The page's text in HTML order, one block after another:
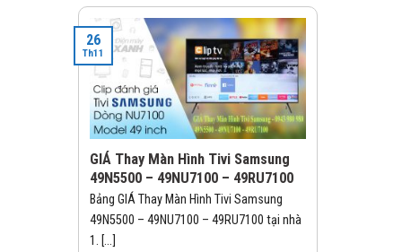
GIÁ Thay Màn Hình Tivi Samsung
49N5500 – 49NU7100 – 49RU7100
Bảng GIÁ Thay Màn Hình Tivi Samsung
49N5500 – 49NU7100 – 49RU7100 tại nhà
1. [...]
26
Th11